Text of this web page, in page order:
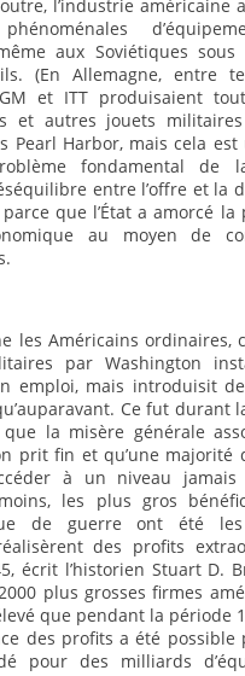
l’industrie américaine
aux Soviétiques
(En Allemagne, entre
et ITT produisaient
et autres jouets
Pearl Harbor, mais cela
fondamental de
entre l’offre et la
que l’État a amorcé la
au moyen de
les Américains ordinaires,
par Washington
emploi, mais introduisit
Ce fut durant
la misère générale
prit fin et qu’une majorité
à un niveau jamais
les plus gros
de guerre ont été les
des profits
écrit l’historien Stuart D.
plus grosses firmes
que pendant la période
des profits a été possible
pour des milliards